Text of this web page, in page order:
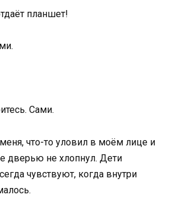
планшет!
Сами.
что-то уловил в моём лице и
дверью не хлопнул. Дети
чувствуют, когда внутри